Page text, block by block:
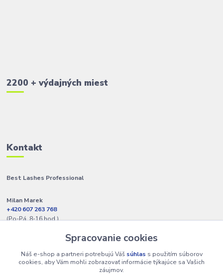
2200 + výdajných miest
Kontakt
Best Lashes Professional
Milan Marek
+420 607 263 768
(Po-Pá, 8-16 hod.)
info@best-lashes.skSpracovanie cookies
Náš e-shop a partneri potrebujú Váš súhlas s použitím súborov
cookies, aby Vám mohli zobrazovať informácie týkajúce sa Vašich
záujmov.